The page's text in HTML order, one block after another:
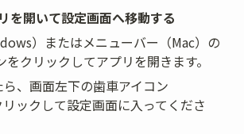
を開いて設定画面へ移動する
）またはメニューバー（Mac）の
クリックしてアプリを開きます。
、画面左下の歯車アイコン
リックして設定画面に入ってくださ